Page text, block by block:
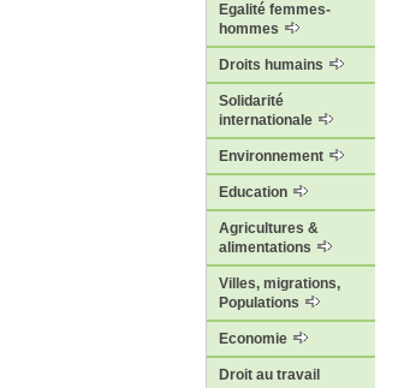
Egalité femmes-
hommes
Droits humains
Solidarité
internationale
Environnement
Education
Agricultures &
alimentations
Villes, migrations,
Populations
Economie
Droit au travail